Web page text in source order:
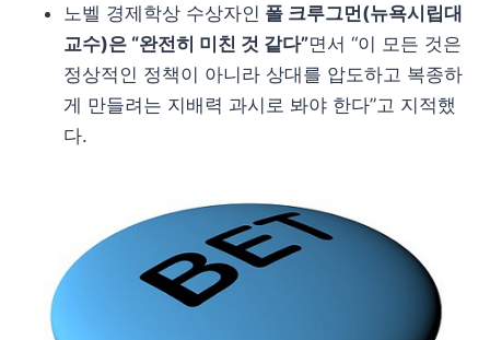
노벨 경제학상 수상자인 폴 크루그먼(뉴욕시립대
교수)은 “완전히 미친 것 같다”면서 “이 모든 것은
정상적인 정책이 아니라 상대를 압도하고 복종하
게 만들려는 지배력 과시로 봐야 한다”고 지적했
다.